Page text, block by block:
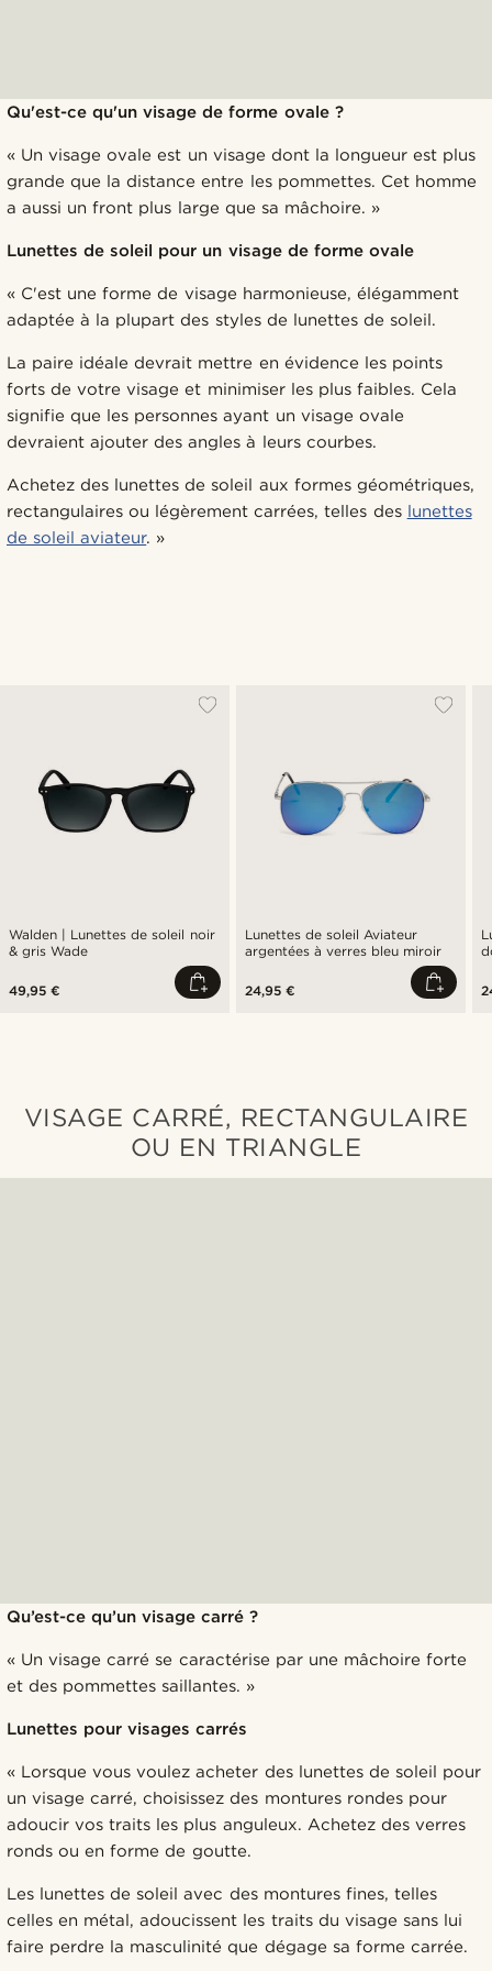
Qu'est-ce qu'un visage de forme ovale ?
« Un visage ovale est un visage dont la longueur est plus
grande que la distance entre les pommettes. Cet homme
a aussi un front plus large que sa mâchoire. »
Lunettes de soleil pour un visage de forme ovale
« C'est une forme de visage harmonieuse, élégamment
adaptée à la plupart des styles de lunettes de soleil.
La paire idéale devrait mettre en évidence les points
forts de votre visage et minimiser les plus faibles. Cela
signifie que les personnes ayant un visage ovale
devraient ajouter des angles à leurs courbes.
Achetez des lunettes de soleil aux formes géométriques,
rectangulaires ou légèrement carrées, telles des lunettes
de soleil aviateur. »
Walden | Lunettes de soleil noir
& gris Wade
49,95 €
Lunettes de soleil Aviateur
argentées à verres bleu miroir
24,95 €
VISAGE CARRÉ, RECTANGULAIRE
OU EN TRIANGLE
Qu’est-ce qu’un visage carré ?
« Un visage carré se caractérise par une mâchoire forte
et des pommettes saillantes. »
Lunettes pour visages carrés
« Lorsque vous voulez acheter des lunettes de soleil pour
un visage carré, choisissez des montures rondes pour
adoucir vos traits les plus anguleux. Achetez des verres
ronds ou en forme de goutte.
Les lunettes de soleil avec des montures fines, telles
celles en métal, adoucissent les traits du visage sans lui
faire perdre la masculinité que dégage sa forme carrée.